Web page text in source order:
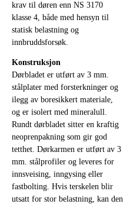
krav til døren enn NS 3170
klasse 4, både med hensyn til
statisk belastning og
innbruddsforsøk.
Konstruksjon
Dørbladet er utført av 3 mm.
stålplater med forsterkninger og
ilegg av boresikkert materiale,
og er isolert med mineralull.
Rundt dørbladet sitter en kraftig
neoprenpakning som gir god
tetthet. Dørkarmen er utført av 3
mm. stålprofiler og leveres for
innsveising, inngysing eller
fastbolting. Hvis terskelen blir
utsatt for stor belastning, kan den